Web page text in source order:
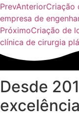
PrevAnteriorCriação
empresa de
PróximoCriação de
clínica de cirurgia
Desde